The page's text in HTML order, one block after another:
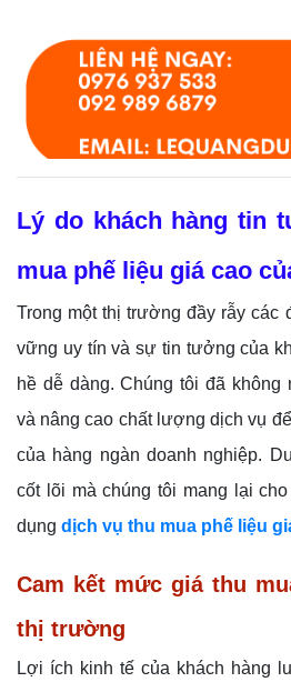
Lý do khách hàng tin
mua phế liệu giá cao
Trong một thị trường đầy rẫy các
vững uy tín và sự tin tưởng của
hề dễ dàng. Chúng tôi đã không
và nâng cao chất lượng dịch vụ
của hàng ngàn doanh nghiệp.
cốt lõi mà chúng tôi mang lại
dụng dịch vụ thu mua phế liệu
Cam kết mức giá thu
thị trường
Lợi ích kinh tế của khách hàng